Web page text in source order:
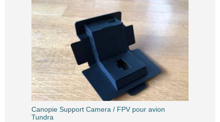
Canopie Support Camera / FPV pour avion
Tundra